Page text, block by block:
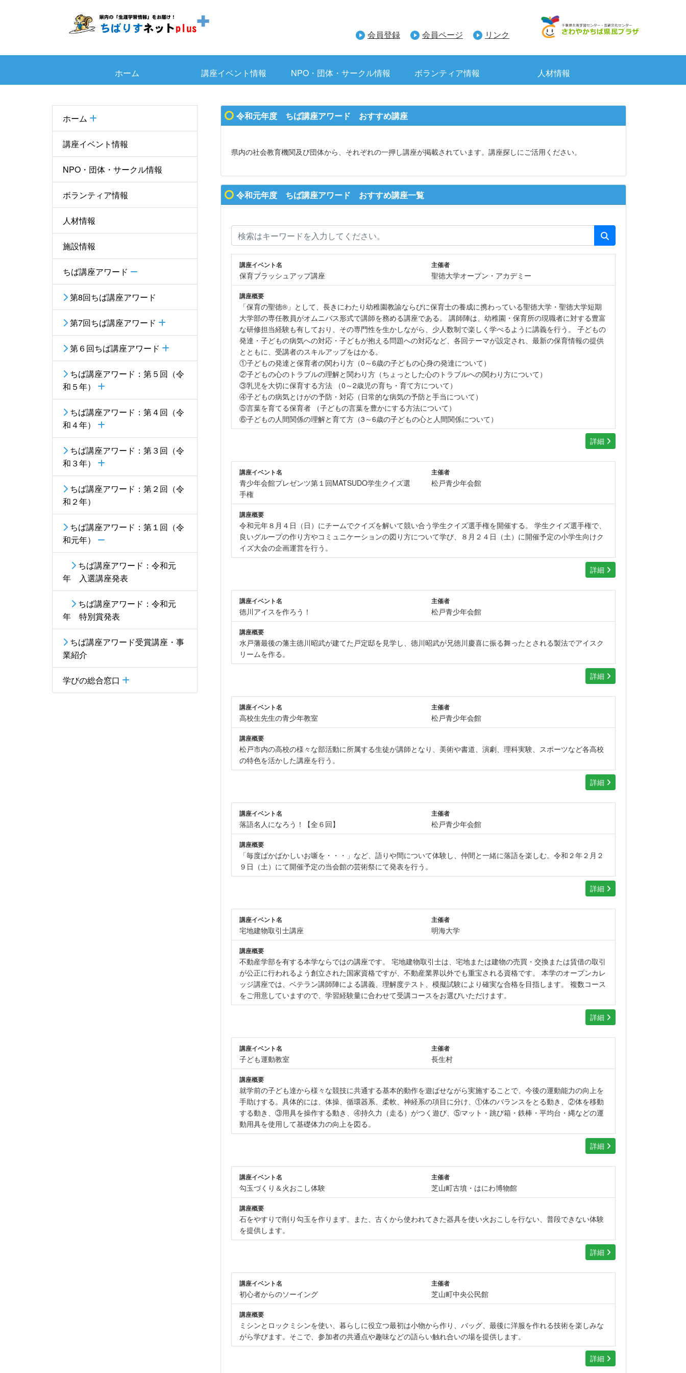
会員登録 会員ページ リンク
ホーム 講座イベント情報 NPO・団体・サークル情報 ボランティア情報 人材情報
ホーム
講座イベント情報
NPO・団体・サークル情報
ボランティア情報
人材情報
施設情報
ちば講座アワード
第8回ちば講座アワード
第7回ちば講座アワード
第６回ちば講座アワード
ちば講座アワード：第５回（令
和５年）
ちば講座アワード：第４回（令
和４年）
ちば講座アワード：第３回（令
和３年）
ちば講座アワード：第２回（令
和２年）
ちば講座アワード：第１回（令
和元年）
ちば講座アワード：令和元
年 入選講座発表
ちば講座アワード：令和元
年 特別賞発表
ちば講座アワード受賞講座・事
業紹介
学びの総合窓口
令和元年度 ちば講座アワード おすすめ講座
県内の社会教育機関及び団体から、それぞれの一押し講座が掲載されています。講座探しにご活用ください。
令和元年度 ちば講座アワード おすすめ講座一覧
講座イベント名
保育ブラッシュアップ講座
主催者
聖徳大学オープン・アカデミー
講座概要
「保育の聖徳®」として、長きにわたり幼稚園教諭ならびに保育士の養成に携わっている聖徳大学・聖徳大学短期
大学部の専任教員がオムニバス形式で講師を務める講座である。 講師陣は、幼稚園・保育所の現職者に対する豊富
な研修担当経験も有しており、その専門性を生かしながら、少人数制で楽しく学べるように講義を行う。 子どもの
発達・子どもの病気への対応・子どもが抱える問題への対応など、各回テーマが設定され、最新の保育情報の提供
とともに、受講者のスキルアップをはかる。
①子どもの発達と保育者の関わり方（0～6歳の子どもの心身の発達について）
②子どもの心のトラブルの理解と関わり方（ちょっとした心のトラブルへの関わり方について）
③乳児を大切に保育する方法 （0～2歳児の育ち・育て方について）
④子どもの病気とけがの予防・対応（日常的な病気の予防と手当について）
⑤言葉を育てる保育者 （子どもの言葉を豊かにする方法について）
⑥子どもの人間関係の理解と育て方（3～6歳の子どもの心と人間関係について）
詳細
講座イベント名
青少年会館プレゼンツ第１回MATSUDO学生クイズ選
手権
主催者
松戸青少年会館
講座概要
令和元年８月４日（日）にチームでクイズを解いて競い合う学生クイズ選手権を開催する。 学生クイズ選手権で、
良いグループの作り方やコミュニケーションの図り方について学び、８月２４日（土）に開催予定の小学生向けク
イズ大会の企画運営を行う。
詳細
講座イベント名
徳川アイスを作ろう！
主催者
松戸青少年会館
講座概要
水戸藩最後の藩主徳川昭武が建てた戸定邸を見学し、徳川昭武が兄徳川慶喜に振る舞ったとされる製法でアイスク
リームを作る。
詳細
講座イベント名
高校生先生の青少年教室
主催者
松戸青少年会館
講座概要
松戸市内の高校の様々な部活動に所属する生徒が講師となり、美術や書道、演劇、理科実験、スポーツなど各高校
の特色を活かした講座を行う。
詳細
講座イベント名
落語名人になろう！【全６回】
主催者
松戸青少年会館
講座概要
「毎度ばかばかしいお噺を・・・」など、語りや間について体験し、仲間と一緒に落語を楽しむ。令和２年２月２
９日（土）にて開催予定の当会館の芸術祭にて発表を行う。
詳細
講座イベント名
宅地建物取引士講座
主催者
明海大学
講座概要
不動産学部を有する本学ならではの講座です。 宅地建物取引士は、宅地または建物の売買・交換または賃借の取引
が公正に行われるよう創立された国家資格ですが、不動産業界以外でも重宝される資格です。 本学のオープンカレ
ッジ講座では、ベテラン講師陣による講義、理解度テスト、模擬試験により確実な合格を目指します。 複数コース
をご用意していますので、学習経験量に合わせて受講コースをお選びいただけます。
詳細
講座イベント名
子ども運動教室
主催者
長生村
講座概要
就学前の子ども達から様々な競技に共通する基本的動作を遊ばせながら実施することで、今後の運動能力の向上を
手助けする。具体的には、体操、循環器系、柔軟、神経系の項目に分け、①体のバランスをとる動き、②体を移動
する動き、③用具を操作する動き、④持久力（走る）がつく遊び、⑤マット・跳び箱・鉄棒・平均台・縄などの運
動用具を使用して基礎体力の向上を図る。
詳細
講座イベント名
勾玉づくり＆火おこし体験
主催者
芝山町古墳・はにわ博物館
講座概要
石をやすりで削り勾玉を作ります。また、古くから使われてきた器具を使い火おこしを行ない、普段できない体験
を提供します。
詳細
講座イベント名
初心者からのソーイング
主催者
芝山町中央公民館
講座概要
ミシンとロックミシンを使い、暮らしに役立つ最初は小物から作り、バッグ、最後に洋服を作れる技術を楽しみな
がら学びます。そこで、参加者の共通点や趣味などの語らい触れ合いの場を提供します。
詳細